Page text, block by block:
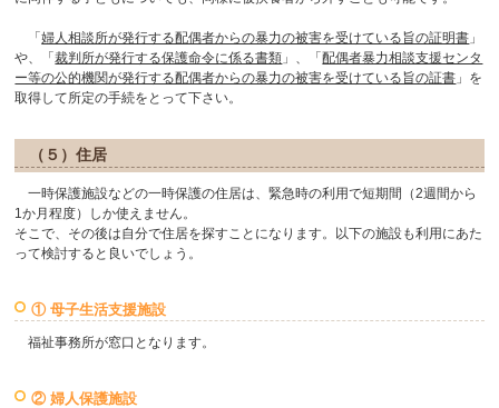
「婦人相談所が発行する配偶者からの暴力の被害を受けている旨の証明書 」
や、「裁判所が発行する保護命令に係る書類 」、「配偶者暴力相談支援センタ
ー等の公的機関が発行する配偶者からの暴力の被害を受けている旨の証書 」を
取得して所定の手続をとって下さい。
（５）住居
一時保護施設などの一時保護の住居は、緊急時の利用で短期間（2週間から
1か月程度）しか使えません。
そこで、その後は自分で住居を探すことになります。以下の施設も利用にあた
って検討すると良いでしょう。
① 母子生活支援施設
福祉事務所が窓口となります。
② 婦人保護施設